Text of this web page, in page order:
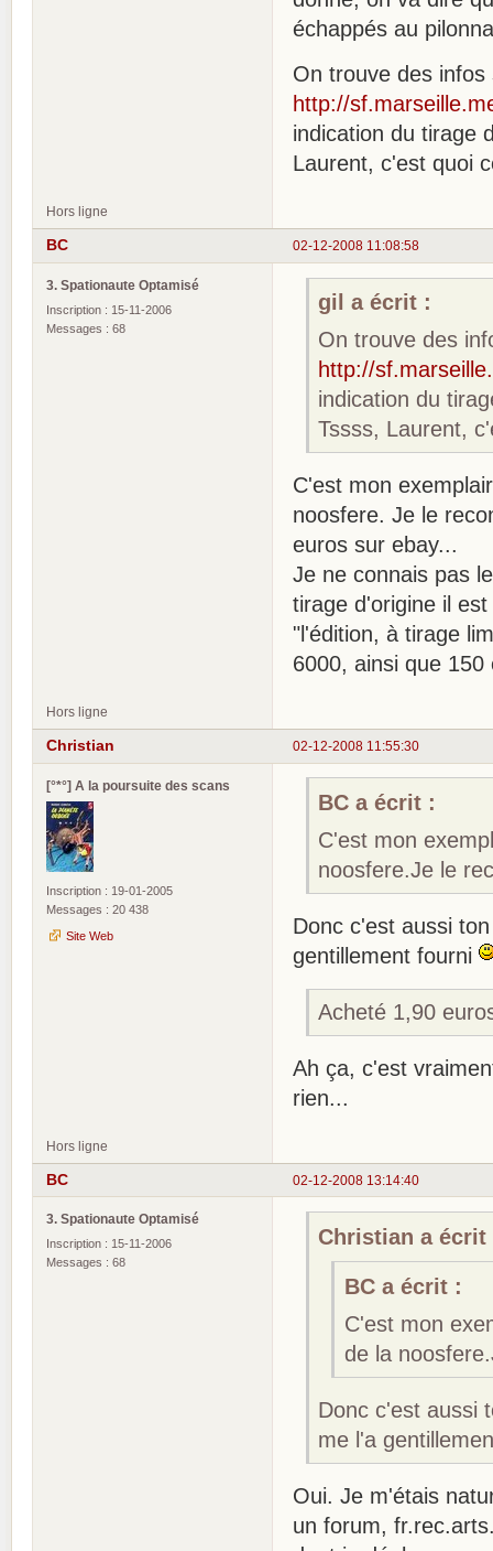
échappés au
On trouve des
http://
indication du tirage
Laurent, c'est quoi
Hors ligne
02-12-2008 11:08:58
BC
3. Spationaute Optamisé
Inscription : 15-11-2006
Messages : 68
gil a écrit :
On trouve des
http://
indication du
Tssss, Laurent,
C'est mon
noosfere. Je le
euros sur ebay...
Je ne connais pas
tirage d'origine il
"l'édition, à tirage
6000, ainsi que
Hors ligne
02-12-2008 11:55:30
Christian
[°*°] A la poursuite des scans
Inscription : 19-01-2005
Messages : 20 438
Site Web
BC a écrit :
C'est mon
noosfere.Je le
Donc c'est aussi
gentillement fourni
Acheté 1,90
Ah ça, c'est
rien...
Hors ligne
02-12-2008 13:14:40
BC
3. Spationaute Optamisé
Inscription : 15-11-2006
Messages : 68
Christian a écrit
BC a écrit :
C'est mon
de la
Donc c'est aussi
me l'a
Oui. Je m'étais
un forum,